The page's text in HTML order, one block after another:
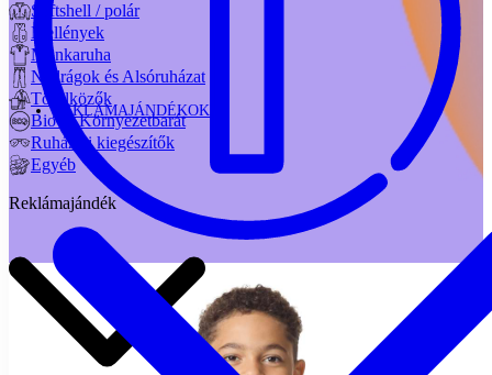
REKLÁMAJÁNDÉKOK
Softshell / polár
Mellények
Munkaruha
Nadrágok és Alsóruházat
Törölközők
Bio és Környezetbarát
Ruházati kiegészítők
Egyéb
Reklámajándék